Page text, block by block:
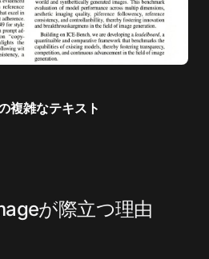
複雑なテキスト
が際立つ理由